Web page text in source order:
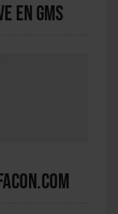
en GMS